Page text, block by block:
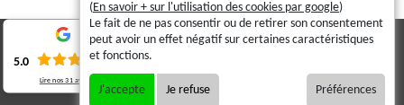
© 2023 - 2026 - Tout droit réservé
Mentions légales
(En savoir + sur l'utilisation des cookies par google)
Le fait de ne pas consentir ou de retirer son consentement
peut avoir un effet négatif sur certaines caractéristiques
et fonctions.
J'accepte Je refuse Préférences
5.0
Lire nos31 avis